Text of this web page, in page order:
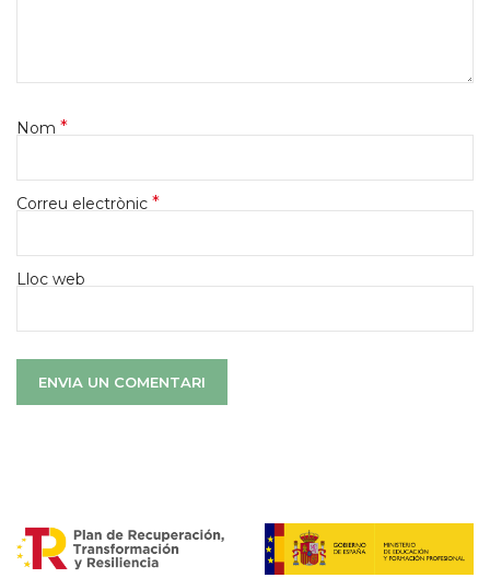
Nom *
Correu electrònic *
Lloc web